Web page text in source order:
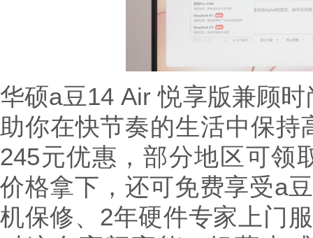
华硕a豆14 Air 悦享版兼顾
助你在快节奏的生活中保
245元优惠，部分地区可领
价格拿下，还可免费享受a
机保修、2年硬件专家上门